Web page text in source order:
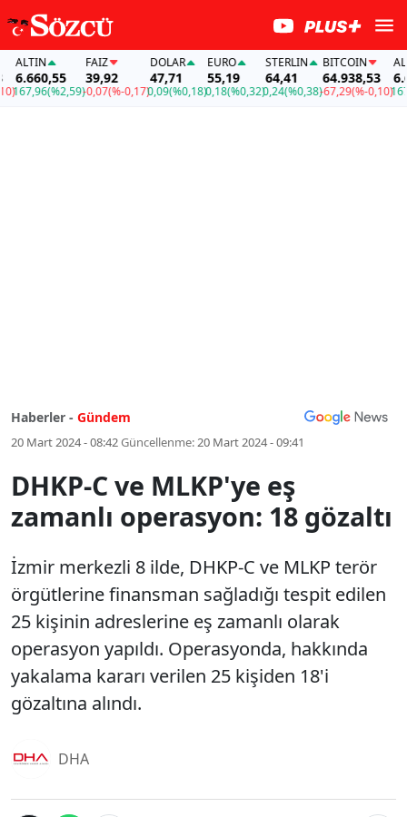
ALTIN
6.660,55
(%2,59)
FAİZ
39,92
-0,07(%-0,17)
DOLAR
47,71
0,09(%0,18)
EURO
55,19
0,18(%0,32)
STERLIN
64,41
0,24(%0,38)
BITCOIN
64.938,53
-67,29(%-0,10)
Haberler - Gündem
20 Mart 2024 - 08:42Güncellenme:20 Mart 2024 - 09:41
DHKP-C ve MLKP'ye eş
zamanlı operasyon: 18 gözaltı
İzmir merkezli 8 ilde, DHKP-C ve MLKP terör
örgütlerine finansman sağladığı tespit edilen
25 kişinin adreslerine eş zamanlı olarak
operasyon yapıldı. Operasyonda, hakkında
yakalama kararı verilen 25 kişiden 18'i
gözaltına alındı.
DHA